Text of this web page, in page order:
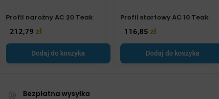
Profil narożny AC 20 Teak
212,79 zł
Dodaj do koszyka
Profil startowy AC 10 Teak
116,85 zł
Dodaj do koszyka
Bezpłatna wysyłka